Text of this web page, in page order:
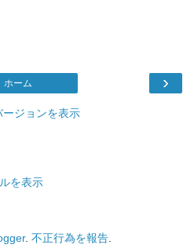
›
ホーム
ージョンを表示
を表示
. 不正行為を報告.